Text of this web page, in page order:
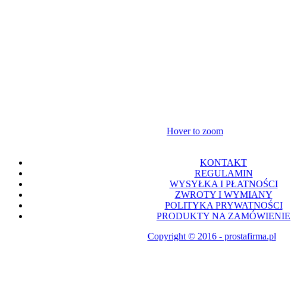
Hover to zoom
KONTAKT
REGULAMIN
WYSYŁKA I PŁATNOŚCI
ZWROTY I WYMIANY
POLITYKA PRYWATNOŚCI
PRODUKTY NA ZAMÓWIENIE
Copyright © 2016 - prostafirma.pl